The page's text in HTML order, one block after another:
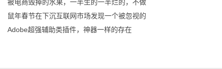
被电商毁掉的水果，一半生的一半烂的，不做
鼠年春节在下沉互联网市场发现一个被忽视的
Adobe超强辅助类插件，神器一样的存在